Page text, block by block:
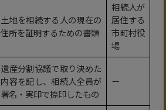
土地を相続する人の現在の
住所を証明するための書類
相続人が
居住する
市町村役
場
遺産分割協議で取り決めた
内容を記し、相続人全員が
署名・実印で捺印したもの
ー